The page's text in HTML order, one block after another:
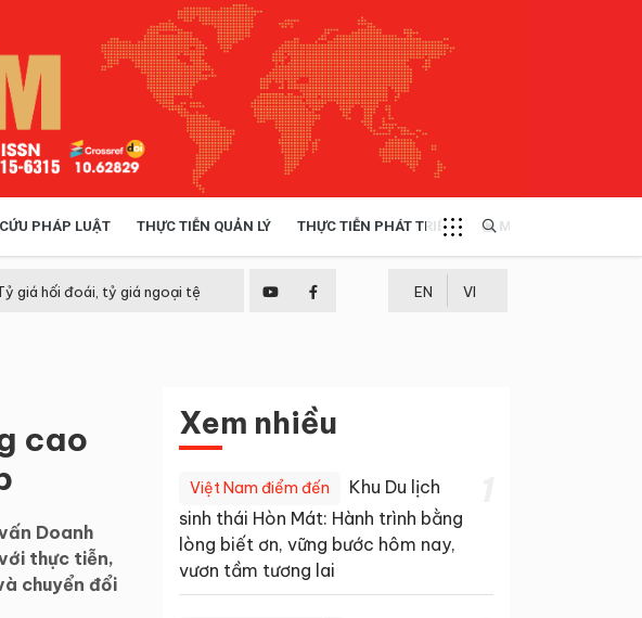
PHÁP LUẬT THỰC TIỄN QUẢN LÝ THỰC TIỄN PHÁT TRIỂN MULTIMEDIA
giá hối đoái, tỷ giá ngoại tệ EN VI
cao
Doanh
thực tiễn,
chuyển đổi
Xem nhiều
Việt Nam điểm đến
Khu Du lịch
sinh thái Hòn Mát: Hành trình bằng
lòng biết ơn, vững bước hôm nay,
vươn tầm tương lai